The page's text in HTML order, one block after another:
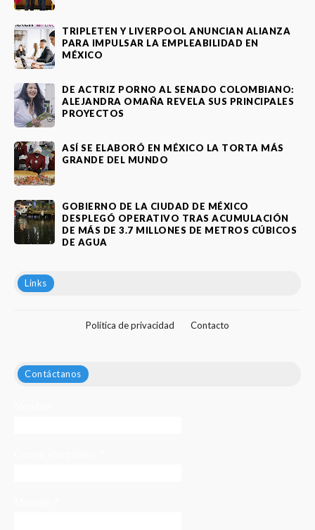
TRIPLETEN Y LIVERPOOL ANUNCIAN ALIANZA
PARA IMPULSAR LA EMPLEABILIDAD EN
MÉXICO
DE ACTRIZ PORNO AL SENADO COLOMBIANO:
ALEJANDRA OMAÑA REVELA SUS PRINCIPALES
PROYECTOS
ASÍ SE ELABORÓ EN MÉXICO LA TORTA MÁS
GRANDE DEL MUNDO
GOBIERNO DE LA CIUDAD DE MÉXICO
DESPLEGÓ OPERATIVO TRAS ACUMULACIÓN
DE MÁS DE 3.7 MILLONES DE METROS CÚBICOS
DE AGUA
Links
Política de privacidad Contacto
Contáctanos